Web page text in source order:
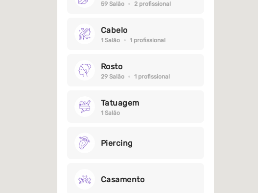
59 Salão 2 profissional
Cabelo
1 Salão 1 profissional
Rosto
29 Salão 1 profissional
Tatuagem
1 Salão
Piercing
Casamento